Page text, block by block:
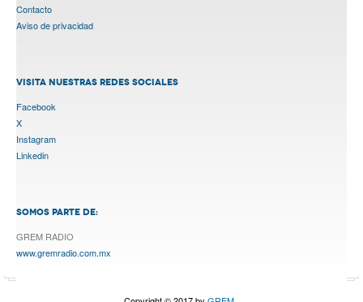
Contacto
Aviso de privacidad
VISITA NUESTRAS REDES SOCIALES
Facebook
X
Instagram
Linkedin
SOMOS PARTE DE:
GREM RADIO
www.gremradio.com.mx